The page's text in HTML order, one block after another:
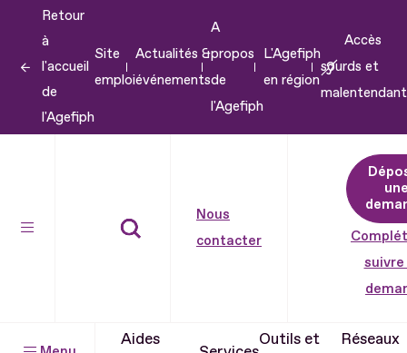
contenu
Retour
à
l'accueil
de
l'Agefiph
Site
emploi
Actualités &
événements
A
propos
de
l'Agefiph
L'Agefiph
en région
Accès
sourds et
Nous
contacter
suivre
Aides
Outils et
Réseaux